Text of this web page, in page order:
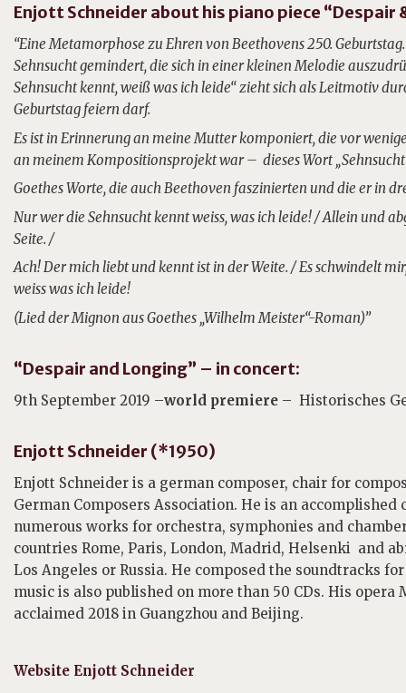
Enjott Schneider about his piano piece “Despair
“Eine Metamorphose zu Ehren von Beethovens 250.
Sehnsucht gemindert, die sich in einer kleinen Melodie
Sehnsucht kennt, weiß was ich leide“ zieht sich als Leitmotiv
Geburtstag feiern darf.
Es ist in Erinnerung an meine Mutter komponiert, die vor
an meinem Kompositionsprojekt war – dieses Wort
Goethes Worte, die auch Beethoven faszinierten und die er in
Nur wer die Sehnsucht kennt weiss, was ich leide! / Allein und
Seite. /
Ach! Der mich liebt und kennt ist in der Weite. / Es schwindelt
weiss was ich leide!
(Lied der Mignon aus Goethes „Wilhelm Meister“-Roman)”
“Despair and Longing” – in concert:
9th September 2019 –world premiere – Historisches
Enjott Schneider (*1950)
Enjott Schneider is a german composer, chair for
German Composers Association. He is an
numerous works for orchestra, symphonies and
countries Rome, Paris, London, Madrid, Helsenki and
Los Angeles or Russia. He composed the soundtracks
music is also published on more than 50 CDs. His opera
acclaimed 2018 in Guangzhou and Beijing.
Website Enjott Schneider